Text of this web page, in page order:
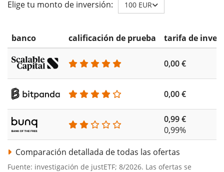
Elige tu monto de inversión: 100 EUR
banco calificación de prueba tarifa de
0,00 €
0,00 €
0,99 €
0,99%
Comparación detallada de todas las ofertas
Fuente: investigación de justETF; 8/2026. Las ofertas se